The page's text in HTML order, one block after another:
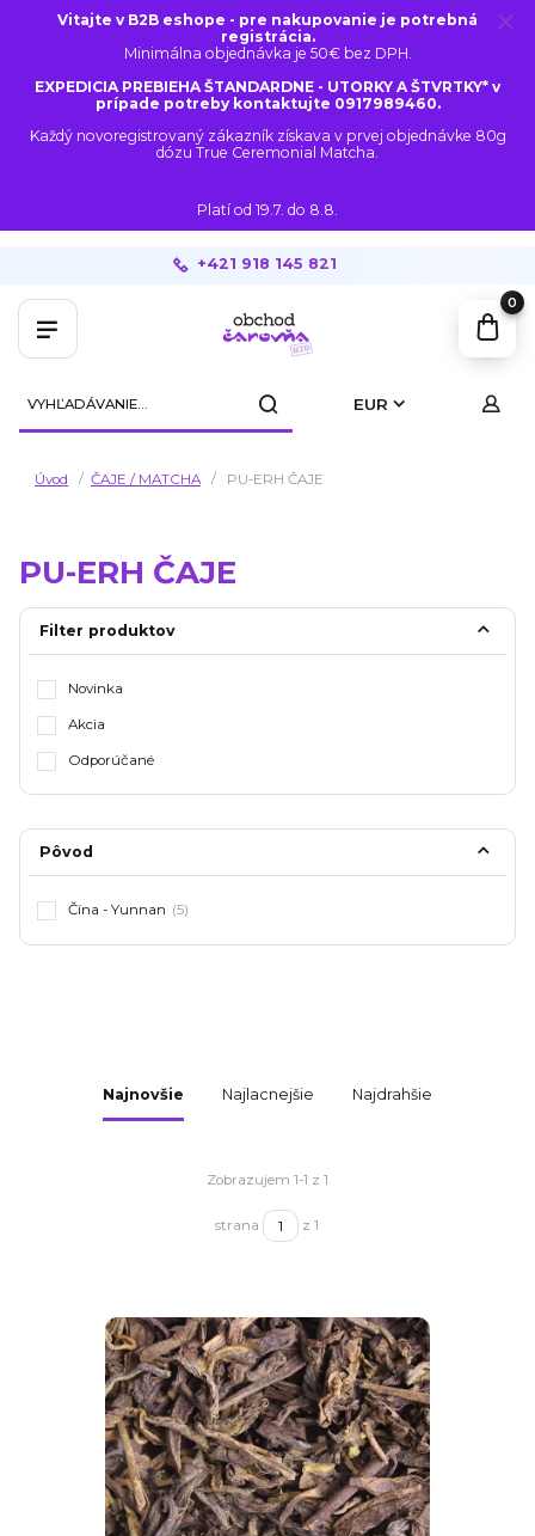
Vitajte v B2B eshope - pre nakupovanie je potrebná
registrácia.
Minimálna objednávka je 50€ bez DPH.
EXPEDICIA PREBIEHA ŠTANDARDNE - UTORKY A ŠTVRTKY* v
prípade potreby kontaktujte 0917989460.
Každý novoregistrovaný zákazník získava v prvej objednávke 80g
dózu True Ceremonial Matcha.
Platí od 19.7. do 8.8.
EUR
+421 918 145 821
0
Úvod ČAJE / MATCHA PU-ERH ČAJE
PU-ERH ČAJE
Filter produktov
Novinka
Akcia
Odporúčané
Pôvod
Čína - Yunnan (5)
Najnovšie Najlacnejšie Najdrahšie
Zobrazujem 1-1 z 1
strana z 1